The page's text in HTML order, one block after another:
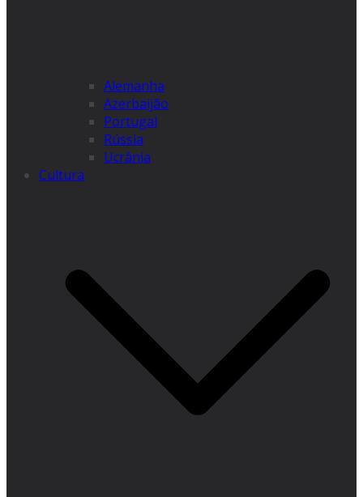
Alemanha
Azerbaijão
Portugal
Rússia
Ucrânia
Cultura